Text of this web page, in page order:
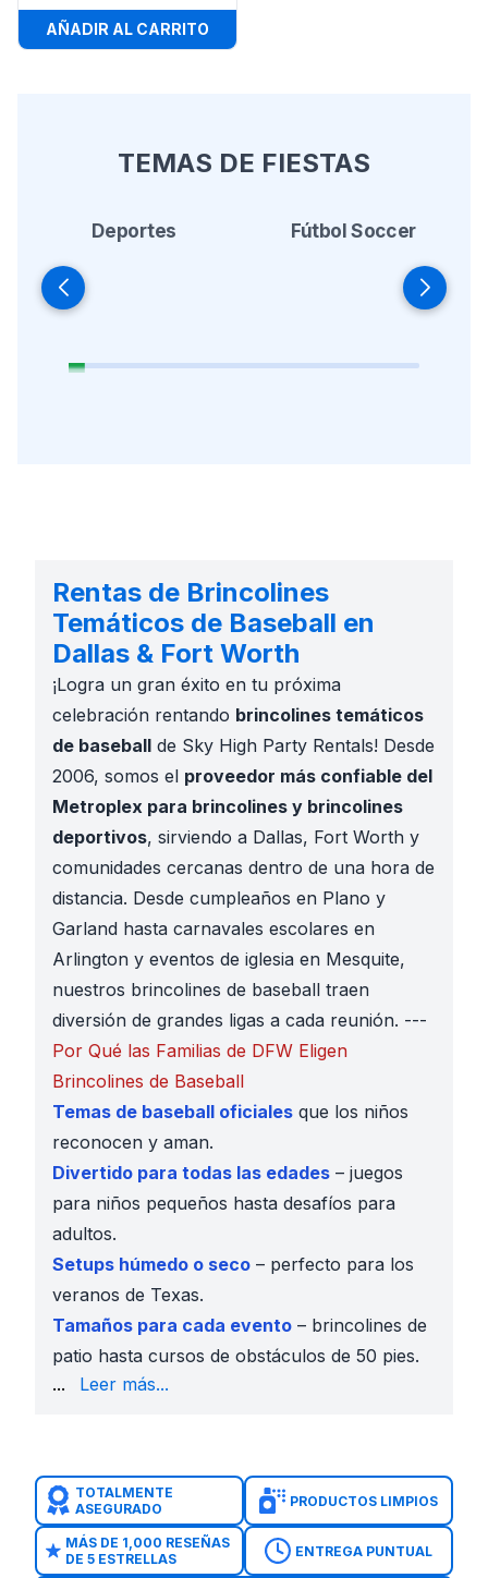
AÑADIR AL CARRITO
TEMAS DE FIESTAS
Deportes Fútbol Soccer
Rentas de Brincolines
Temáticos de Baseball en
Dallas & Fort Worth
¡Logra un gran éxito en tu próxima
celebración rentando brincolines temáticos
de baseball de Sky High Party Rentals! Desde
2006, somos el proveedor más confiable del
Metroplex para brincolines y brincolines
deportivos, sirviendo a Dallas, Fort Worth y
comunidades cercanas dentro de una hora de
distancia. Desde cumpleaños en Plano y
Garland hasta carnavales escolares en
Arlington y eventos de iglesia en Mesquite,
nuestros brincolines de baseball traen
diversión de grandes ligas a cada reunión. ---
Por Qué las Familias de DFW Eligen
Brincolines de Baseball
Temas de baseball oficiales que los niños
reconocen y aman.
Divertido para todas las edades – juegos
para niños pequeños hasta desafíos para
adultos.
Setups húmedo o seco – perfecto para los
veranos de Texas.
Tamaños para cada evento – brincolines de
patio hasta cursos de obstáculos de 50 pies.
lanzamiento o corre con amigos por obstáculos.
Combo de Baseball 4en1 con Tobogán
– diversión
Tobogán de Baseball Doble Carril de 16 Pies
–
Speed Pitch– mira qué tan rápido puedes lanzar.
Brincolín de Baseball de 15 x 15
– brincolín clásico
... Leer más...
TOTALMENTE
ASEGURADO
PRODUCTOS LIMPIOS
MÁS DE 1,000 RESEÑAS
DE 5 ESTRELLAS
ENTREGA PUNTUAL